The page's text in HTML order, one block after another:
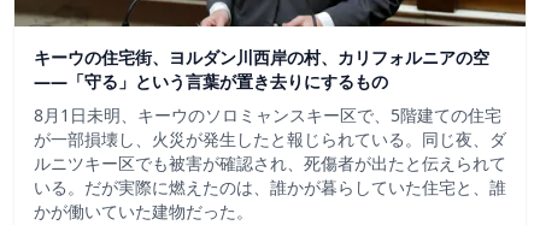
キーウの住宅街、ヨルダン川西岸の村、カリフォルニアの空
——「守る」という言葉が置き去りにするもの
8月1日未明、キーウのソロミャンスキー区で、5階建ての住宅
が一部損壊し、火災が発生したと報じられている。同じ夜、ダ
ルニツキー区でも被害が確認され、死傷者が出たと伝えられて
いる。だが実際に燃えたのは、誰かが暮らしていた住宅と、誰
かが働いていた建物だった。